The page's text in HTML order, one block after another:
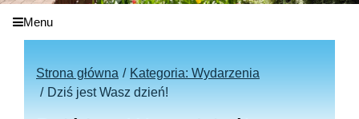
Menu
Strona główna
Kategoria: Wydarzenia
Dziś jest Wasz dzień!